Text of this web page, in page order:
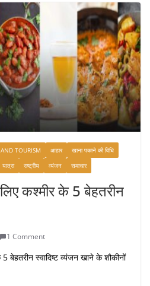
TOURISM आहार
खाना पकाने की विधि
यात्रा राष्ट्रीय व्यंजन समाचार
कश्मीर के 5 बेहतरीन
1 Comment
बेहतरीन स्वादिष्ट व्यंजन खाने के शौकीनों